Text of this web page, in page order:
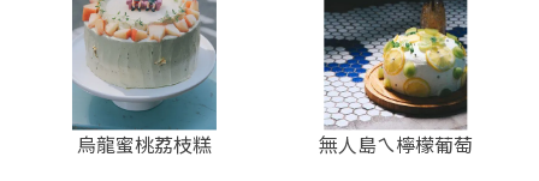
烏龍蜜桃荔枝糕 無人島ㄟ檸檬葡萄